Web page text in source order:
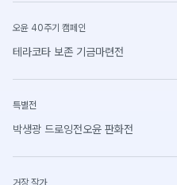
오윤 40주기 캠페인
테라코타 보존 기금마련전
특별전
박생광 드로잉전오윤 판화전
거장 작가